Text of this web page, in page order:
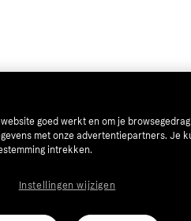
goed werkt en om je
met onze advertentiepartners. Je
intrekken.
Instellingen wijzigen